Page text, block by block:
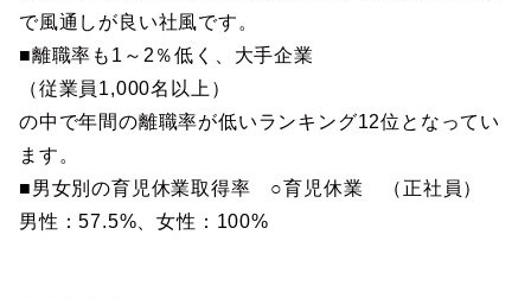
で風通しが良い社風です。
■離職率も1～2％低く、大手企業
（従業員1,000名以上）
の中で年間の離職率が低いランキング12位となってい
ます。
■男女別の育児休業取得率 ○育児休業 （正社員）
男性：57.5%、女性：100%